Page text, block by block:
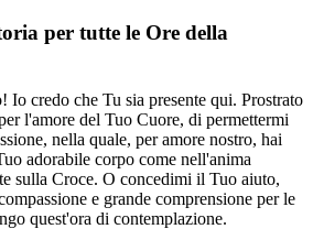
per tutte le Ore della
Io credo che Tu sia presente qui. Prostrato
l'amore del Tuo Cuore, di permettermi
nella quale, per amore nostro, hai
adorabile corpo come nell'anima
sulla Croce. O concedimi il Tuo aiuto,
e grande comprensione per le
quest'ora di contemplazione.